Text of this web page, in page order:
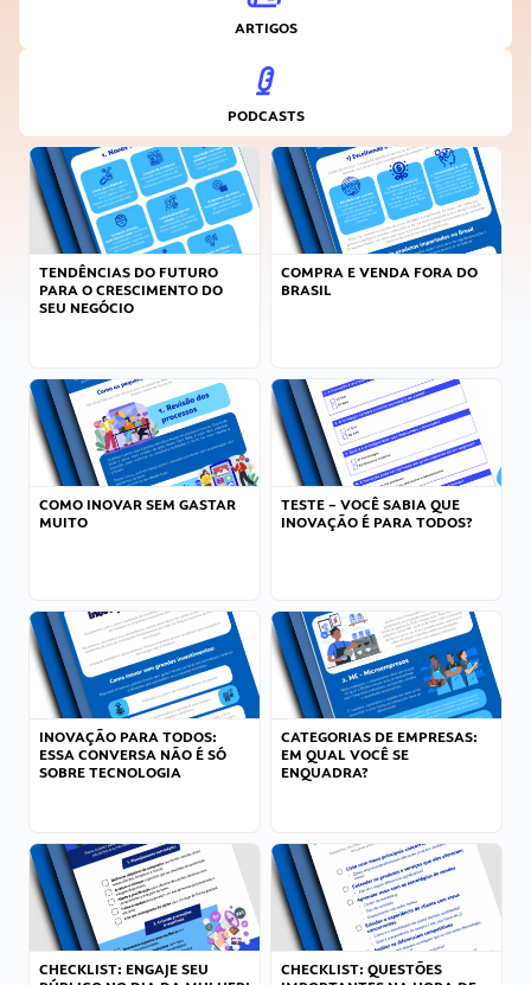
ARTIGOS
PODCASTS
TENDÊNCIAS DO FUTURO
PARA O CRESCIMENTO DO
SEU NEGÓCIO
COMPRA E VENDA FORA DO
BRASIL
COMO INOVAR SEM GASTAR
MUITO
TESTE – VOCÊ SABIA QUE
INOVAÇÃO É PARA TODOS?
INOVAÇÃO PARA TODOS:
ESSA CONVERSA NÃO É SÓ
SOBRE TECNOLOGIA
CATEGORIAS DE EMPRESAS:
EM QUAL VOCÊ SE
ENQUADRA?
CHECKLIST: ENGAJE SEU
CHECKLIST: QUESTÕES